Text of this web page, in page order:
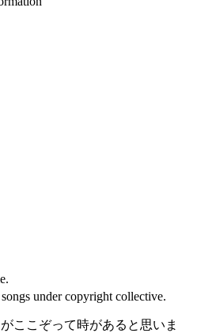
under copyright collective.
ここぞって時があると思いま